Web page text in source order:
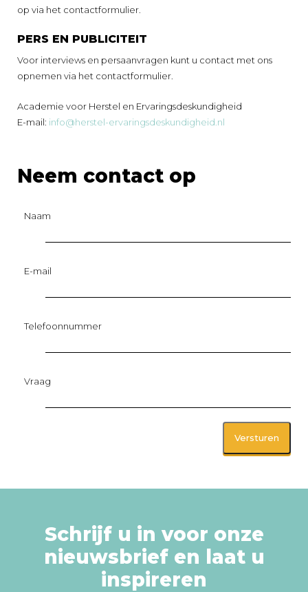
op via het contactformulier.
PERS EN PUBLICITEIT
Voor interviews en persaanvragen kunt u contact met ons
opnemen via het contactformulier.
Academie voor Herstel en Ervaringsdeskundigheid
E-mail: info@herstel-ervaringsdeskundigheid.nl
Neem contact op
Naam
E-mail
Telefoonnummer
Vraag
Schrijf u in voor onze
nieuwsbrief en laat u
inspireren